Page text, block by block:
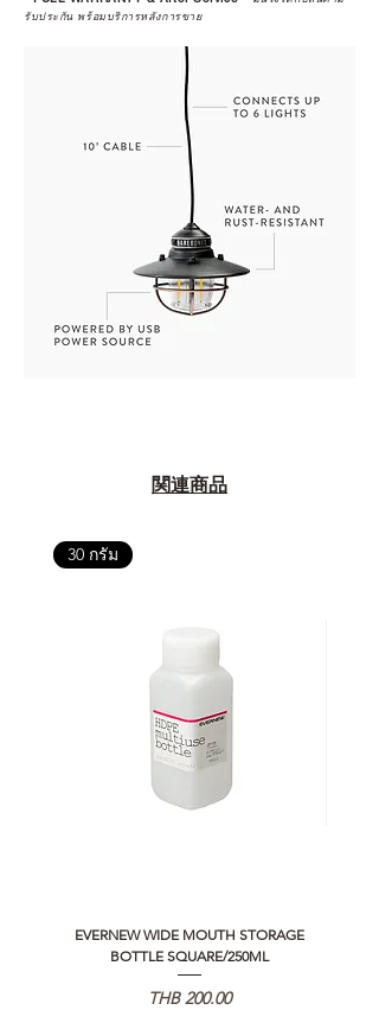
รับประกัน พร้อมบริการหลังการขาย
関連商品
30 กรัม
EVERNEW WIDE MOUTH STORAGE
BOTTLE SQUARE/250ML
価格
THB 200.00